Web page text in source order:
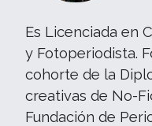
Es Licenciada en
y Fotoperiodista.
cohorte de la
creativas de No-
Fundación de